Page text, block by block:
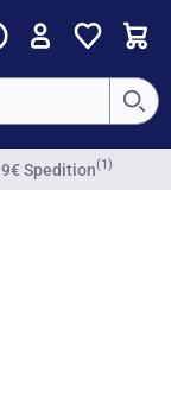
Spedition(1)